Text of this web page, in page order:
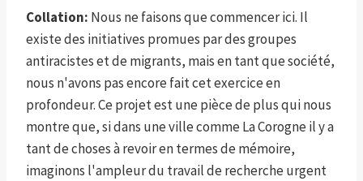
Collation: Nous ne faisons que commencer ici. Il
existe des initiatives promues par des groupes
antiracistes et de migrants, mais en tant que société,
nous n'avons pas encore fait cet exercice en
profondeur. Ce projet est une pièce de plus qui nous
montre que, si dans une ville comme La Corogne il y a
tant de choses à revoir en termes de mémoire,
imaginons l'ampleur du travail de recherche urgent